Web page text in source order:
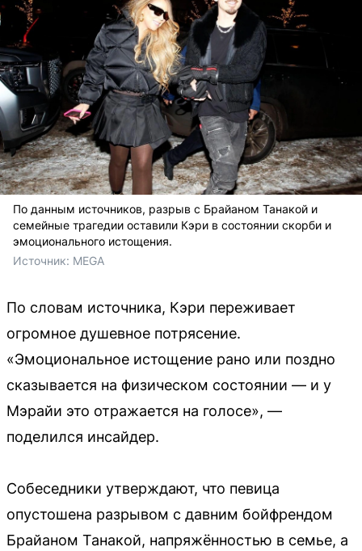
По данным источников, разрыв с Брайаном Танакой и
семейные трагедии оставили Кэри в состоянии скорби и
эмоционального истощения.
Источник: MEGA
По словам источника, Кэри переживает
огромное душевное потрясение.
«Эмоциональное истощение рано или поздно
сказывается на физическом состоянии — и у
Мэрайи это отражается на голосе», —
поделился инсайдер.
Собеседники утверждают, что певица
опустошена разрывом с давним бойфрендом
Брайаном Танакой, напряжённостью в семье, а